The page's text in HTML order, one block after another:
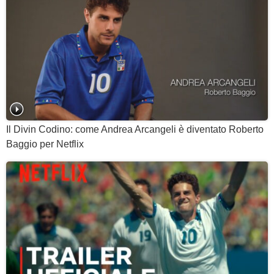
Il Divin Codino: come Andrea Arcangeli è diventato Roberto
Baggio per Netflix